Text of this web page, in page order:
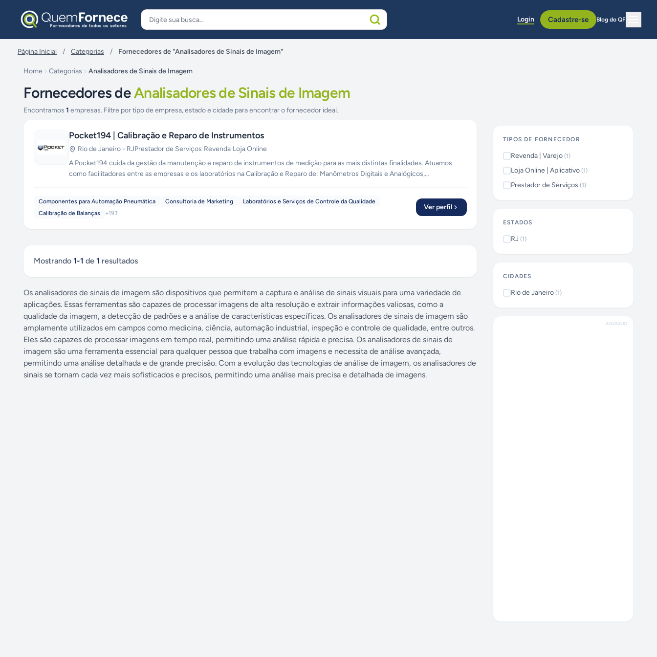
Login Cadastre-se Blog do QF
Página Inicial / Categorias / Fornecedores de "Analisadores de Sinais de Imagem"
Home Categorias Analisadores de Sinais de Imagem
Fornecedores deAnalisadores de Sinais de Imagem
Encontramos 1 empresas. Filtre por tipo de empresa, estado e cidade para encontrar o fornecedor ideal.
Pocket194 | Calibração e Reparo de Instrumentos
Rio de Janeiro - RJPrestador de Serviços·Revenda·Loja Online
A Pocket194 cuida da gestão da manutenção e reparo de instrumentos de medição para as mais distintas finalidades. Atuamos
como facilitadores entre as empresas e os laboratórios na Calibração e Reparo de: Manômetros Digitais e Analógicos,
Componentes para Automação Pneumática Consultoria de Marketing
Laboratórios e Serviços de Controle da Qualidade
Calibração de Balanças
+193
Ver perfil
Mostrando 1-1 de 1 resultados
Os analisadores de sinais de imagem são dispositivos que permitem a captura e análise de sinais visuais para uma variedade de
aplicações. Essas ferramentas são capazes de processar imagens de alta resolução e extrair informações valiosas, como a
qualidade da imagem, a detecção de padrões e a análise de características específicas. Os analisadores de sinais de imagem são
amplamente utilizados em campos como medicina, ciência, automação industrial, inspeção e controle de qualidade, entre outros.
Eles são capazes de processar imagens em tempo real, permitindo uma análise rápida e precisa. Os analisadores de sinais de
imagem são uma ferramenta essencial para qualquer pessoa que trabalha com imagens e necessita de análise avançada,
permitindo uma análise detalhada e de grande precisão. Com a evolução das tecnologias de análise de imagem, os analisadores de
sinais se tornam cada vez mais sofisticados e precisos, permitindo uma análise mais precisa e detalhada de imagens.
TIPOS DE FORNECEDOR
Revenda | Varejo (1)
Loja Online | Aplicativo (1)
Prestador de Serviços (1)
ESTADOS
RJ (1)
CIDADES
Rio de Janeiro (1)
ANÚNCIO